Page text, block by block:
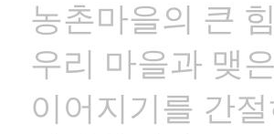
농촌마을의 큰
우리 마을과 맺
이어지기를 간